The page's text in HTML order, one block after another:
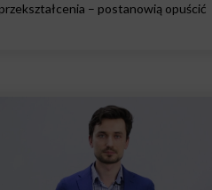
– postanowią opuścić